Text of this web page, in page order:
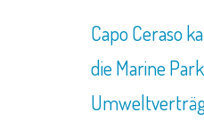
Capo Ceraso
die Marine